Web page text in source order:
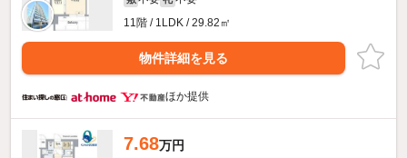
11階 / 1LDK / 29.82㎡
物件詳細を見る
ほか提供
7.68万円